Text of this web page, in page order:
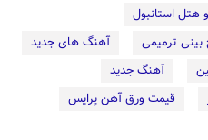
هتل استانبول
بینی ترمیمی
آهنگ های جدید
آهنگ جدید
قیمت ورق آهن پرایس